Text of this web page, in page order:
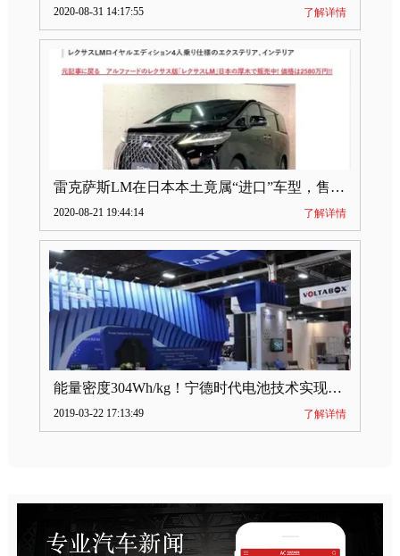
2020-08-31 14:17:55 了解详情
雷克萨斯LM在日本本土竟属“进口”车型，售价2580万日元
2020-08-21 19:44:14 了解详情
能量密度304Wh/kg！宁德时代电池技术实现突破
2019-03-22 17:13:49 了解详情